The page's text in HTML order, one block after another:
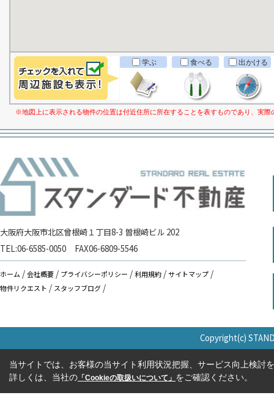
学ぶ 食べる 出かける
※地図上に表示される物件の位置は付近住所に所在することを表すものであり、実
大阪府大阪市北区曾根崎１丁目8-3 曽根崎ビル 202
TEL:06-6585-0050 FAX06-6809-5546
ホーム 会社概要 プライバシーポリシー 利用規約
サイトマップ
物件リクエスト
スタッフブログ
Copyright(c)
当サイトでは、お客様の当サイト利用状況把握、サービス向上検討
詳しくは、当社の 「Cookieの取扱いについて」 をご確認ください。